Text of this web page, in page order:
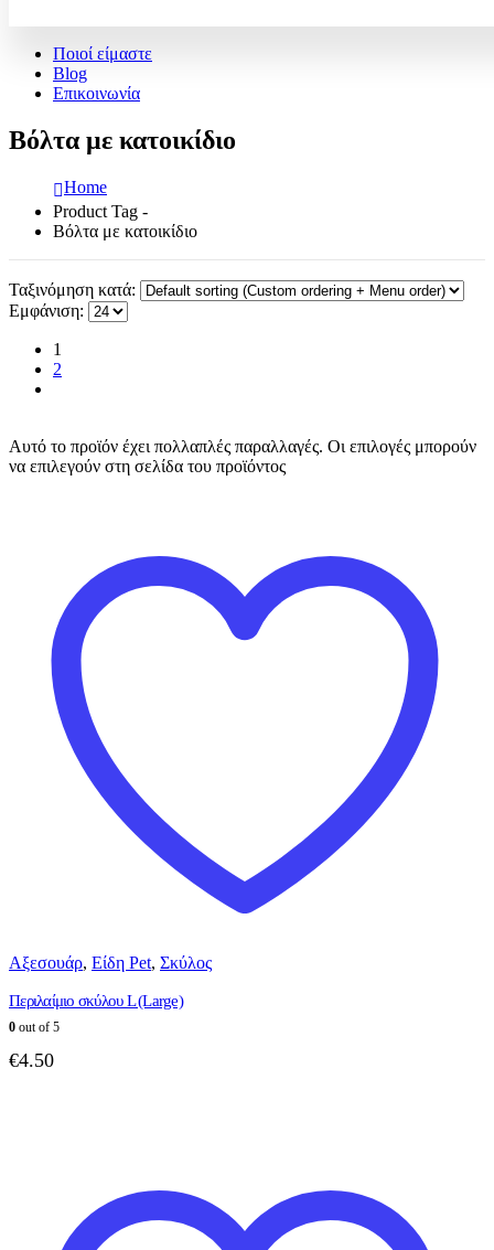
Ποιοί είμαστε
Blog
Επικοινωνία
Βόλτα με κατοικίδιο
Home
Product Tag -
Βόλτα με κατοικίδιο
Ταξινόμηση κατά:
Εμφάνιση:
1
2
Αυτό το προϊόν έχει πολλαπλές παραλλαγές. Οι επιλογές μπορούν
να επιλεγούν στη σελίδα του προϊόντος
Αξεσουάρ, Είδη Pet, Σκύλος
Περιλαίμιο σκύλου L (Large)
0 out of 5
€4.50